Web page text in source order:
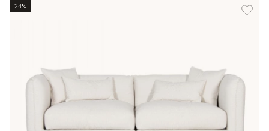
Lägg
24%